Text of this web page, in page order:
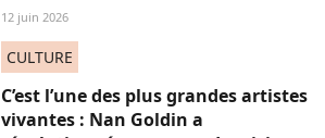
12 juin 2026
CULTURE
C’est l’une des plus grandes artistes
vivantes : Nan Goldin a